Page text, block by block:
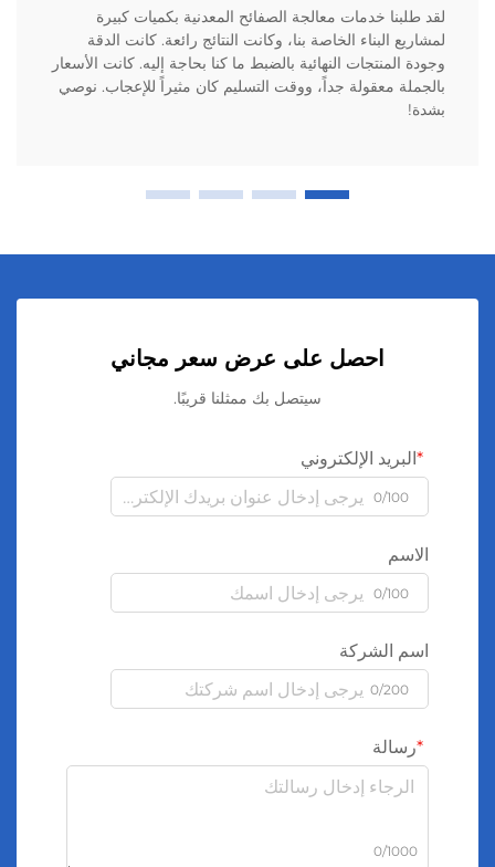
لقد طلبنا خدمات معالجة الصفائح المعدنية بكميات كبيرة
لمشاريع البناء الخاصة بنا، وكانت النتائج رائعة. كانت الدقة
وجودة المنتجات النهائية بالضبط ما كنا بحاجة إليه. كانت الأسعار
بالجملة معقولة جداً، ووقت التسليم كان مثيراً للإعجاب. نوصي
بشدة!
احصل على عرض سعر مجاني
سيتصل بك ممثلنا قريبًا.
البريد الإلكتروني
0/100
الاسم
0/100
اسم الشركة
0/200
رسالة
0/1000